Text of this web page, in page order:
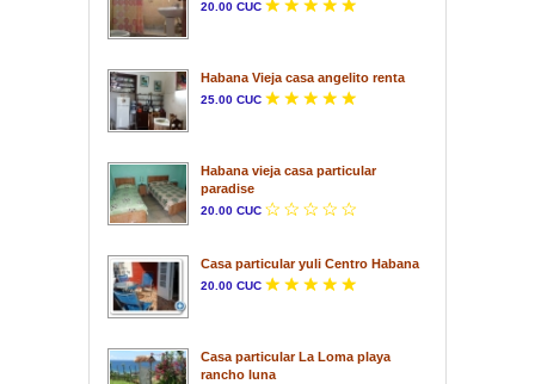
20.00 CUC
Habana Vieja casa angelito renta
25.00 CUC
Habana vieja casa particular
paradise
20.00 CUC
Casa particular yuli Centro Habana
20.00 CUC
Casa particular La Loma playa
rancho luna